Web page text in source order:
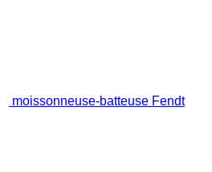
moissonneuse-batteuse Fendt